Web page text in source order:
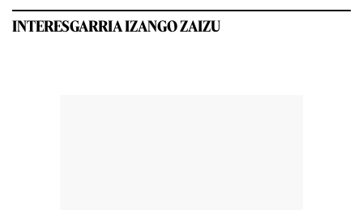
INTERESGARRIA IZANGO ZAIZU